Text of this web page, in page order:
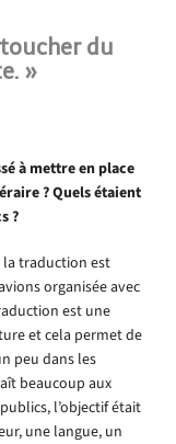
du
»
à mettre en place
? Quels étaient
?
la traduction est
organisée avec
est une
et cela permet de
peu dans les
beaucoup aux
l’objectif était
une langue, un